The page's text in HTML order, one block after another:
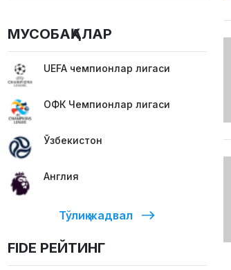
МУСОБАҚАЛАР
UEFA чемпионлар лигаси
ОФК Чемпионлар лигаси
Ўзбекистон
Англия
Тўлиқ жадвал
FIDE РЕЙТИНГ